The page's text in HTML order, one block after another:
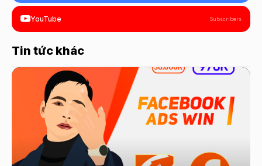
YouTube Subscribers
Tin tức khác